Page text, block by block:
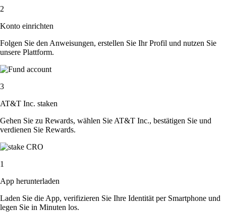
2
Konto einrichten
Folgen Sie den Anweisungen, erstellen Sie Ihr Profil und nutzen Sie
unsere Plattform.
3
AT&T Inc. staken
Gehen Sie zu Rewards, wählen Sie AT&T Inc., bestätigen Sie und
verdienen Sie Rewards.
1
App herunterladen
Laden Sie die App, verifizieren Sie Ihre Identität per Smartphone und
legen Sie in Minuten los.